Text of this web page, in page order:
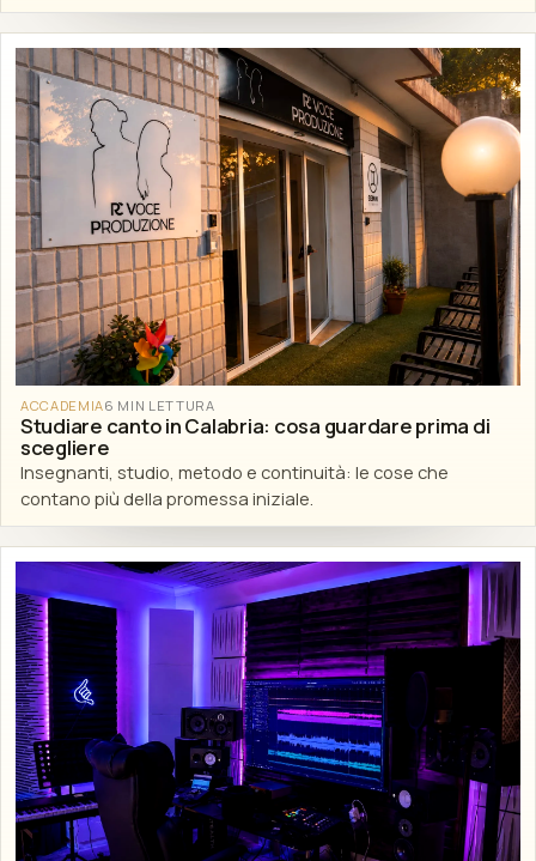
ACCADEMIA6 MIN LETTURA
Studiare canto in Calabria: cosa guardare prima di
scegliere
Insegnanti, studio, metodo e continuità: le cose che
contano più della promessa iniziale.